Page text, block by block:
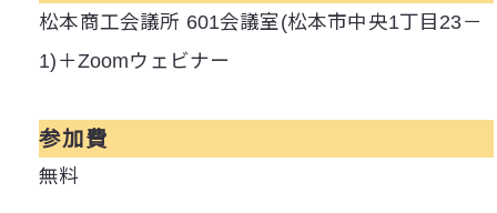
松本商工会議所 601会議室(松本市中央1丁目23－
1)＋Zoomウェビナー
参加費
無料